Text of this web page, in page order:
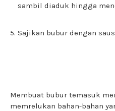
sambil diaduk hingga
Sajikan bubur dengan
Membuat bubur temasuk
memrelukan bahan-bahan